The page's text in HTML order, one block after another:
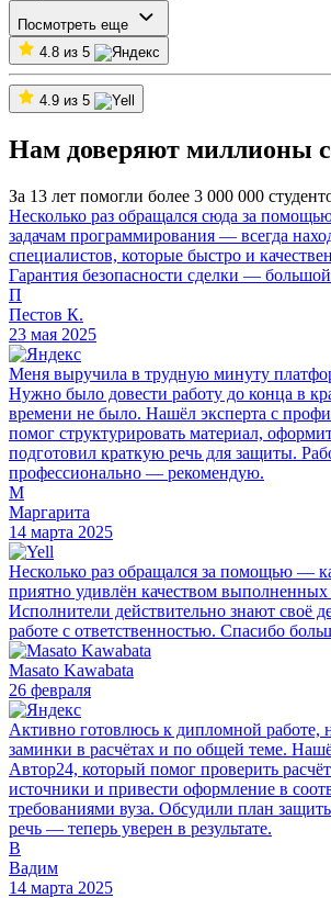
Посмотреть еще
4.8 из 5
4.9 из 5
Нам доверяют миллионы
За 13 лет помогли более 3 000 000
Несколько раз обращался сюда за
задачам программирования — всегда
специалистов, которые быстро и
Гарантия безопасности сделки —
П
Пестов К.
23 мая 2025
Меня выручила в трудную минуту
Нужно было довести работу до конца в
времени не было. Нашёл эксперта с
помог структурировать материал,
подготовил краткую речь для защиты.
профессионально — рекомендую.
М
Маргарита
14 марта 2025
Несколько раз обращался за помощью —
приятно удивлён качеством выполненных
Исполнители действительно знают своё
работе с ответственностью. Спасибо
Masato Kawabata
26 февраля
Активно готовлюсь к дипломной работе,
заминки в расчётах и по общей теме.
Автор24, который помог проверить
источники и привести оформление в
требованиями вуза. Обсудили план
речь — теперь уверен в результате.
В
Вадим
14 марта 2025